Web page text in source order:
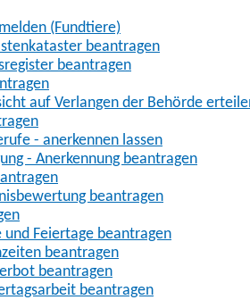
(Fundtiere)
beantragen
beantragen
auf Verlangen der Behörde
- anerkennen lassen
- Anerkennung beantragen
beantragen
und Feiertage beantragen
beantragen
beantragen
beantragen